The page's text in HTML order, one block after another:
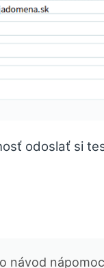
odoslať si
návod